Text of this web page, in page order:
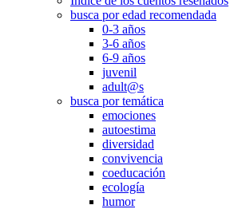
busca por edad recomendada
0-3 años
3-6 años
6-9 años
juvenil
adult@s
busca por temática
emociones
autoestima
diversidad
convivencia
coeducación
ecología
humor